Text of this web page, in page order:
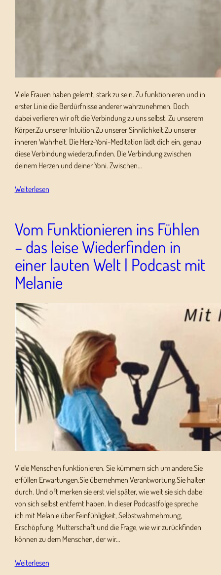
Viele Frauen haben gelernt, stark zu sein. Zu funktionieren und in
erster Linie die Berdürfnisse anderer wahrzunehmen. Doch
dabei verlieren wir oft die Verbindung zu uns selbst. Zu unserem
Körper.Zu unserer Intuition.Zu unserer Sinnlichkeit.Zu unserer
inneren Wahrheit. Die Herz-Yoni-Meditation lädt dich ein, genau
diese Verbindung wiederzufinden. Die Verbindung zwischen
deinem Herzen und deiner Yoni. Zwischen…
Weiterlesen
Vom Funktionieren ins Fühlen
– das leise Wiederfinden in
einer lauten Welt | Podcast mit
Melanie
Viele Menschen funktionieren. Sie kümmern sich um andere.Sie
erfüllen Erwartungen.Sie übernehmen Verantwortung.Sie halten
durch. Und oft merken sie erst viel später, wie weit sie sich dabei
von sich selbst entfernt haben. In dieser Podcastfolge spreche
ich mit Melanie über Feinfühligkeit, Selbstwahrnehmung,
Erschöpfung, Mutterschaft und die Frage, wie wir zurückfinden
können zu dem Menschen, der wir…
Weiterlesen